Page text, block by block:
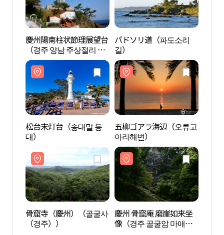
慶州陽南柱状節理展望台
（경주 양남 주상절리 전
망대）
パドソリ道（파도소리
길）
松台末灯台（송대말 등
대）
五柳ゴアラ海辺（오류고
아라해변）
骨窟寺（慶州）（골굴사
（경주））
慶州 骨窟庵 磨崖如来坐
像（경주 골굴암 마애여